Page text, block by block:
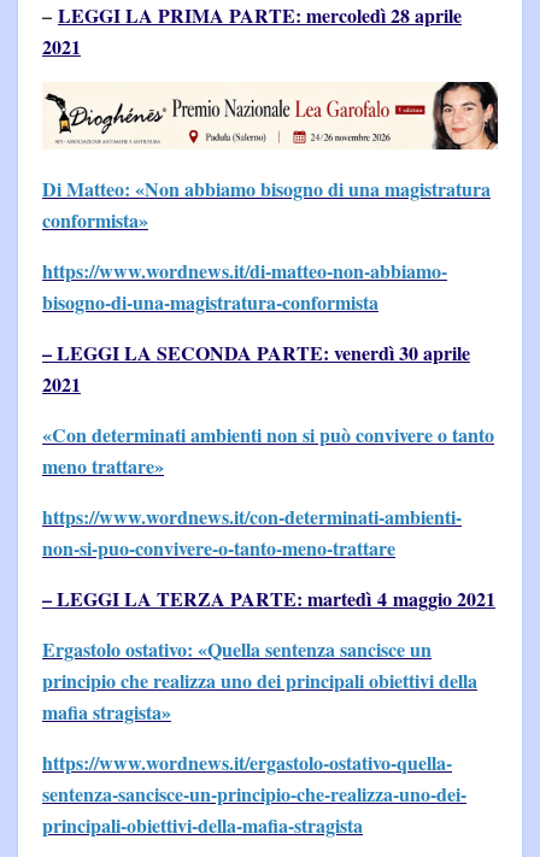
– LEGGI LA PRIMA PARTE: mercoledì 28 aprile
2021
Di Matteo: «Non abbiamo bisogno di una magistratura
conformista»
https://www.wordnews.it/di-matteo-non-abbiamo-
bisogno-di-una-magistratura-conformista
– LEGGI LA SECONDA PARTE: venerdì 30 aprile
2021
«Con determinati ambienti non si può convivere o tanto
meno trattare»
https://www.wordnews.it/con-determinati-ambienti-
non-si-puo-convivere-o-tanto-meno-trattare
– LEGGI LA TERZA PARTE: martedì 4 maggio 2021
Ergastolo ostativo: «Quella sentenza sancisce un
principio che realizza uno dei principali obiettivi della
mafia stragista»
https://www.wordnews.it/ergastolo-ostativo-quella-
sentenza-sancisce-un-principio-che-realizza-uno-dei-
principali-obiettivi-della-mafia-stragista